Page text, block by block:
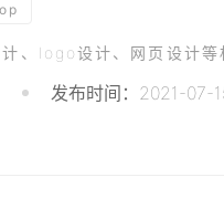
、logo设计、网页设计等
发布时间：2021-07-